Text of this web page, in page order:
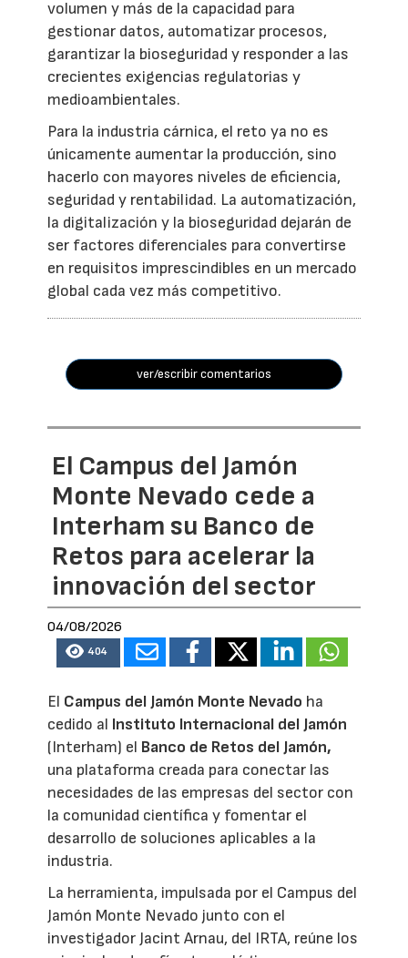
volumen y más de la capacidad para
gestionar datos, automatizar procesos,
garantizar la bioseguridad y responder a las
crecientes exigencias regulatorias y
medioambientales.
Para la industria cárnica, el reto ya no es
únicamente aumentar la producción, sino
hacerlo con mayores niveles de eficiencia,
seguridad y rentabilidad. La automatización,
la digitalización y la bioseguridad dejarán de
ser factores diferenciales para convertirse
en requisitos imprescindibles en un mercado
global cada vez más competitivo.
ver/escribir comentarios
El Campus del Jamón
Monte Nevado cede a
Interham su Banco de
Retos para acelerar la
innovación del sector
04/08/2026
404
El Campus del Jamón Monte Nevado ha
cedido al Instituto Internacional del Jamón
(Interham) el Banco de Retos del Jamón,
una plataforma creada para conectar las
necesidades de las empresas del sector con
la comunidad científica y fomentar el
desarrollo de soluciones aplicables a la
industria.
La herramienta, impulsada por el Campus del
Jamón Monte Nevado junto con el
investigador Jacint Arnau, del IRTA, reúne los